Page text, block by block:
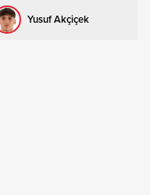
Yusuf Akçiçek